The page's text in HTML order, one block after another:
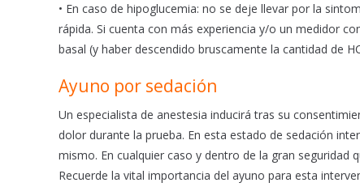
• En caso de hipoglucemia: no se deje llevar por la
rápida. Si cuenta con más experiencia y/o un medidor
basal (y haber descendido bruscamente la cantidad de
Ayuno por sedación
Un especialista de anestesia inducirá tras su
dolor durante la prueba. En esta estado de sedación
mismo. En cualquier caso y dentro de la gran seguridad
Recuerde la vital importancia del ayuno para esta